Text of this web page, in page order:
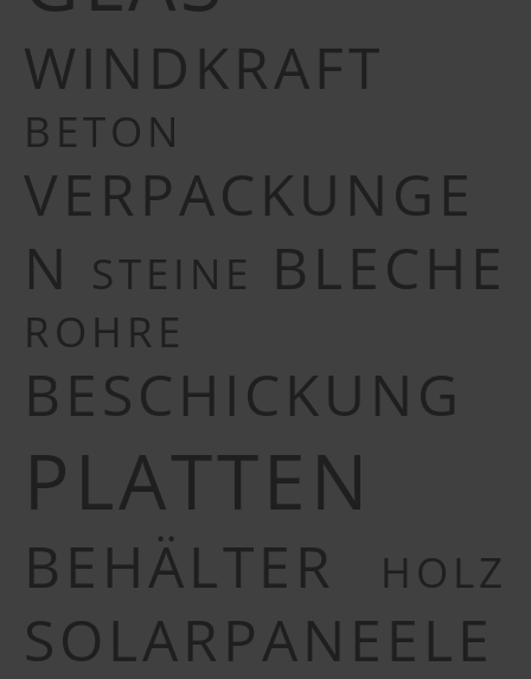
WINDKRAFT
BETON
VERPACKUNGE
N STEINE BLECHE
ROHRE
BESCHICKUNG
PLATTEN
BEHÄLTER HOLZ
SOLARPANEELE